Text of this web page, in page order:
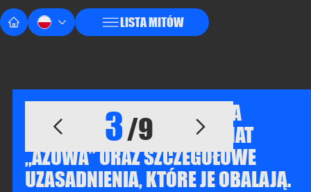
LISTA MITÓW
3/9
OTO SZCZEGÓŁOWA ANALIZA
GŁÓWNYCH MITÓW NA TEMAT
„AZOWA” ORAZ SZCZEGÓŁOWE
UZASADNIENIA, KTÓRE JE OBALAJĄ.